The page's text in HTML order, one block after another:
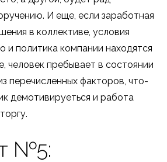
И еще, если заработная
в коллективе, условия
и политика компании находятся
человек пребывает в состоянии
перечисленных факторов, что-
демотивируеться и работа
№5: